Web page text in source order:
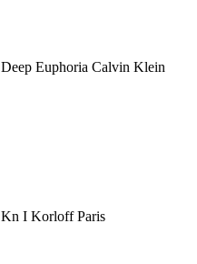
Deep Euphoria Calvin Klein
Kn I Korloff Paris